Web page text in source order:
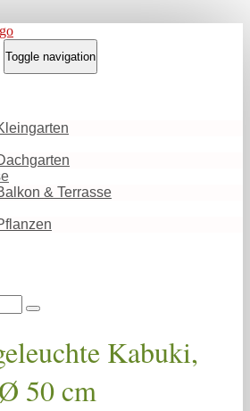
Toggle navigation
& Terrasse
Kabuki,
50 cm